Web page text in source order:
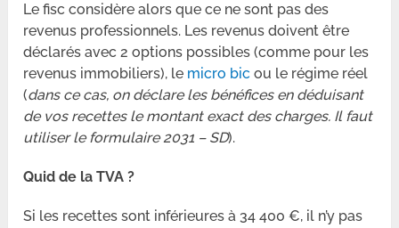
Le fisc considère alors que ce ne sont pas des
revenus professionnels. Les revenus doivent être
déclarés avec 2 options possibles (comme pour les
revenus immobiliers), le micro bic ou le régime réel
(dans ce cas, on déclare les bénéfices en déduisant
de vos recettes le montant exact des charges. Il faut
utiliser le formulaire 2031 – SD).
Quid de la TVA ?
Si les recettes sont inférieures à 34 400 €, il n’y pas